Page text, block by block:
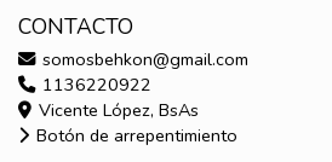
CONTACTO
somosbehkon@gmail.com
1136220922
Vicente López, BsAs
Botón de arrepentimiento